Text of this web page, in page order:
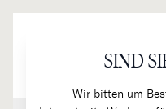
SIND
Wir bitten um